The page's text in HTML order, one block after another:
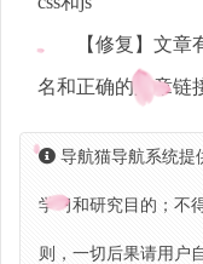
【修复】文
名和正确的文章链
导航猫导航系统提
学习和研究目的；不
则，一切后果请用户